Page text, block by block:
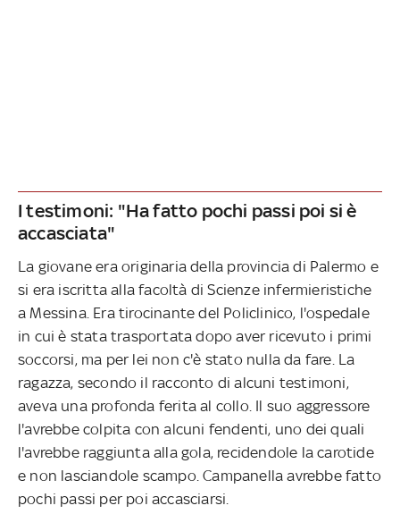
I testimoni: "Ha fatto pochi passi poi si è
accasciata"
La giovane era originaria della provincia di Palermo e
si era iscritta alla facoltà di Scienze infermieristiche
a Messina. Era tirocinante del Policlinico, l'ospedale
in cui è stata trasportata dopo aver ricevuto i primi
soccorsi, ma per lei non c'è stato nulla da fare. La
ragazza, secondo il racconto di alcuni testimoni,
aveva una profonda ferita al collo. Il suo aggressore
l'avrebbe colpita con alcuni fendenti, uno dei quali
l'avrebbe raggiunta alla gola, recidendole la carotide
e non lasciandole scampo. Campanella avrebbe fatto
pochi passi per poi accasciarsi.